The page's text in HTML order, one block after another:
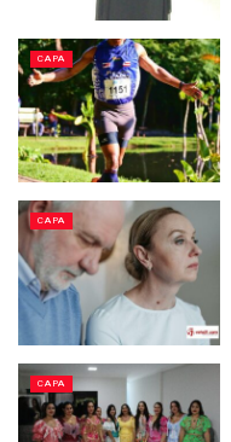
CAPA
CAPA
CAPA